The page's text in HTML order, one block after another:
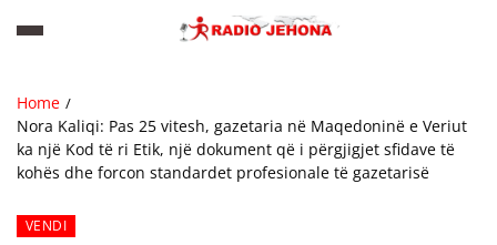
Home
Nora Kaliqi: Pas 25 vitesh, gazetaria në Maqedoninë e Veriut
ka një Kod të ri Etik, një dokument që i përgjigjet sfidave të
kohës dhe forcon standardet profesionale të gazetarisë
VENDI